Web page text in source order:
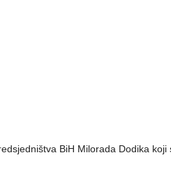
BiH Milorada Dodika koji